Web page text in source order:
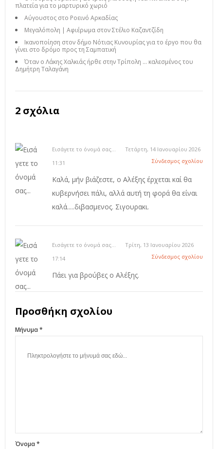
πλατεία για το μαρτυρικό χωριό
Αύγουστος στο Ροεινό Αρκαδίας
Μεγαλόπολη | Αφιέρωμα στον Στέλιο Καζαντζίδη
Ικανοποίηση στον δήμο Νότιας Κυνουρίας για το έργο που θα
γίνει στο δρόμο προς τη Σαμπατική
Όταν ο Λάκης Χαλκιάς ήρθε στην Τρίπολη ... καλεσμένος του
Δημήτρη Ταλαγάνη
2 σχόλια
Εισάγετε το όνομά σας...
Τετάρτη, 14 Ιανουαρίου 2026
11:31
Σύνδεσμος σχολίου
Καλά, μήν βιάζεστε, ο Αλέξης έρχεται καί θα
κυβερνήσει πάλι, αλλά αυτή τη φορά θα είναι
καλά.....διβασμενος. Σιγουρακι.
Εισάγετε το όνομά σας...
Τρίτη, 13 Ιανουαρίου 2026
17:14
Σύνδεσμος σχολίου
Πάει για βρούβες ο Αλέξης.
Προσθήκη σχολίου
Μήνυμα *
Όνομα *